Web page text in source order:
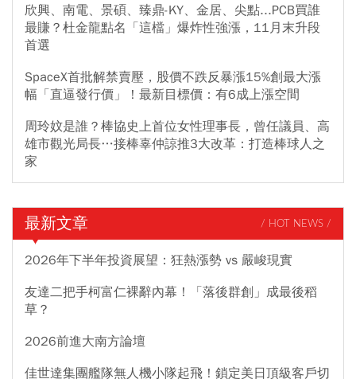
欣興、南電、景碩、臻鼎-KY、金居、尖點...PCB買誰
最賺？杜金龍點名「這檔」爆炸性強漲，11月末升段
首選
SpaceX首批解禁賣壓，股價不跌反暴漲15%創最大漲
幅「直逼發行價」！最新目標價：有6成上漲空間
周玲妏是誰？棒協史上首位女性理事長，曾任議員、高
雄市觀光局長…接棒辜仲諒推3大改革：打造棒球人之
家
最新文章 / HOT NEWS /
2026年下半年投資展望：狂熱漲勢 vs 嚴峻現實
友達二把手柯富仁裸辭內幕！「落後群創」成最後稻
草？
2026前進大南方論壇
佳世達集團艦隊無人機小隊起飛！鎖定美日頂級客戶切